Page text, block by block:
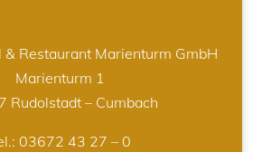
& Restaurant Marienturm GmbH
Marienturm 1
Rudolstadt – Cumbach
03672 43 27 – 0